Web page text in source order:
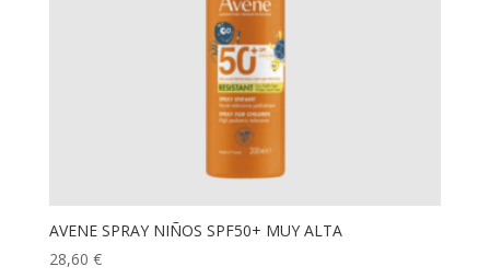
AVENE SPRAY NIÑOS SPF50+ MUY ALTA
28,60 €